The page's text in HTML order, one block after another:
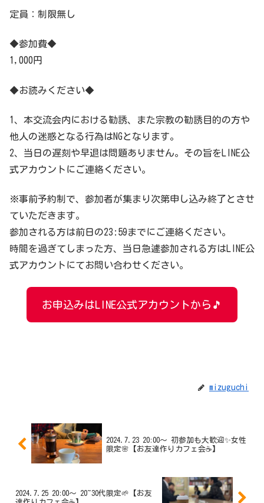
定員：制限無し
◆参加費◆
1,000円
◆お読みください◆
1、本交流会内における勧誘、また宗教の勧誘目的の方や
他人の迷惑となる行為はNGとなります。
2、当日の遅刻や早退は問題ありません。その旨をLINE公
式アカウントにご連絡ください。
※事前予約制で、参加者が集まり次第申し込み終了とさせ
ていただきます。
参加される方は前日の23:59までにご連絡ください。
時間を過ぎてしまった方、当日急遽参加される方はLINE公
式アカウントにてお問い合わせください。
お申込みはLINE公式アカウントから🎵
mizuguchi
2024.7.23 20:00〜 初参加も大歓迎✨女性
限定🌸【お友達作りカフェ会☕️】
2024.7.25 20:00〜 20~30代限定🌱【お友